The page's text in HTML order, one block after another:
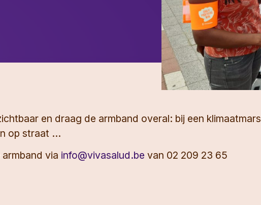
en draag de armband overal: bij een klimaatmars
op straat ...
via info@vivasalud.be van 02 209 23 65